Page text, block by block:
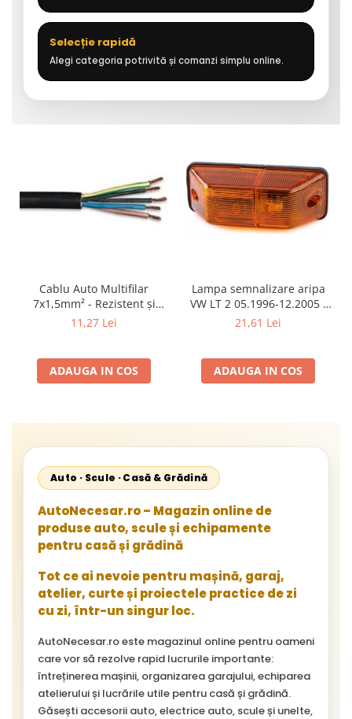
Selecție rapidă
Alegi categoria potrivită și comanzi simplu online.
Cablu Auto Multifilar
7x1,5mm² - Rezistent și
Flexibil pentru Remorci 12V-
11,27 Lei
ADAUGA IN COS
Lampa semnalizare aripa
VW LT 2 05.1996-12.2005 ;
Mercedes Sprinter 1995-
Neoplan Euroliner,
Starliner,Centroliner,
21,61 Lei
ADAUGA IN COS
Auto · Scule · Casă & Grădină
AutoNecesar.ro – Magazin online de
produse auto, scule și echipamente
pentru casă și grădină
Tot ce ai nevoie pentru mașină, garaj,
atelier, curte și proiectele practice de zi
cu zi, într-un singur loc.
AutoNecesar.ro este magazinul online pentru oameni
care vor să rezolve rapid lucrurile importante:
întreținerea mașinii, organizarea garajului, echiparea
atelierului și lucrările utile pentru casă și grădină.
Găsești accesorii auto, electrice auto, scule și unelte,